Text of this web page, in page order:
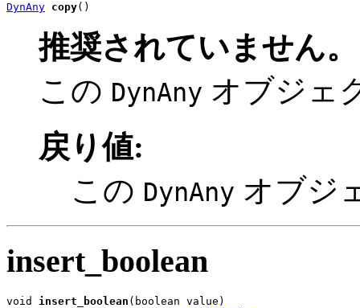
DynAny copy()
推奨されていません。
この DynAny オブジェ
戻り値:
この DynAny オブジ
insert_boolean
void insert_boolean (boolean value)